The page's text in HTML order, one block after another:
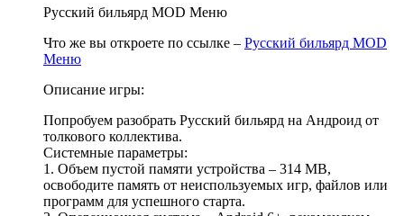
Русский бильярд MOD Меню
Что же вы откроете по ссылке – Русский бильярд MOD
Меню
Описание игры:
Попробуем разобрать Русский бильярд на Андроид от
толкового коллектива.
Системные параметры:
1. Объем пустой памяти устройства – 314 MB,
освободите память от неиспользуемых игр, файлов или
программ для успешного старта.